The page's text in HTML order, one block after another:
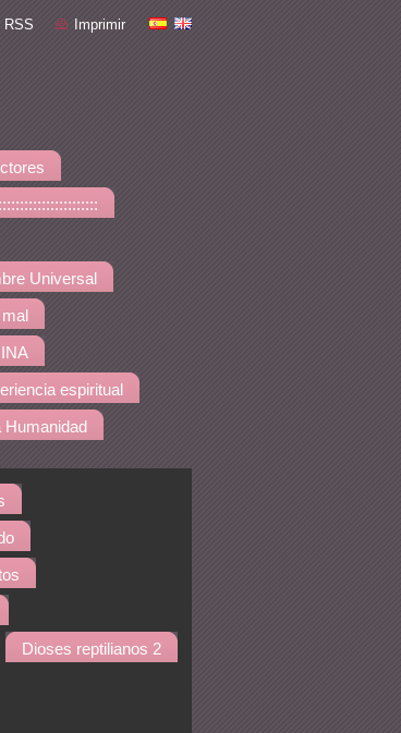
RSS Imprimir
Universal
espiritual
Humanidad
Dioses reptilianos 2